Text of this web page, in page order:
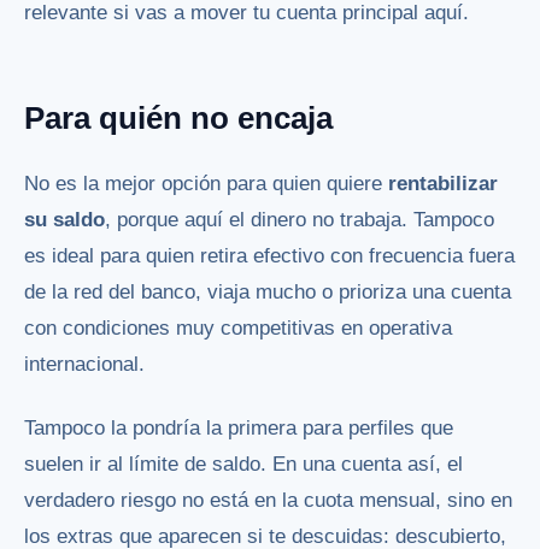
relevante si vas a mover tu cuenta principal aquí.
Para quién no encaja
No es la mejor opción para quien quiere rentabilizar
su saldo, porque aquí el dinero no trabaja. Tampoco
es ideal para quien retira efectivo con frecuencia fuera
de la red del banco, viaja mucho o prioriza una cuenta
con condiciones muy competitivas en operativa
internacional.
Tampoco la pondría la primera para perfiles que
suelen ir al límite de saldo. En una cuenta así, el
verdadero riesgo no está en la cuota mensual, sino en
los extras que aparecen si te descuidas: descubierto,